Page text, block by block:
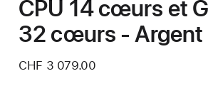
CPU 14 cœurs et
32 cœurs - Argent
CHF 3 079.00